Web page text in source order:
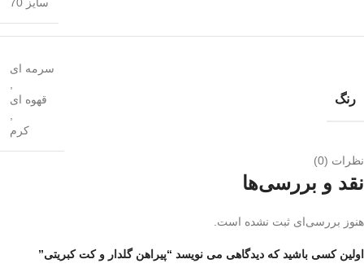
سایز 70
رنگ
سرمه ای
,
قهوه ای
,
کرم
نظرات (0)
نقد و بررسی‌ها
هنوز بررسی‌ای ثبت نشده است.
اولین کسی باشید که دیدگاهی می نویسد “پیراهن گلدار و کت کبریتی”